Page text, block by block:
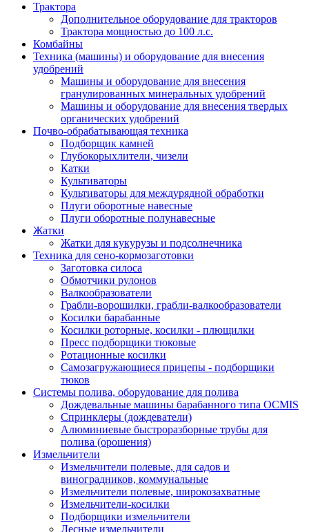
Трактора
Дополнительное оборудование для тракторов
Трактора мощностью до 100 л.с.
Комбайны
Техника (машины) и оборудование для внесения
удобрений
Машины и оборудование для внесения
гранулированных минеральных удобрений
Машины и оборудование для внесения твердых
органических удобрений
Почво-обрабатывающая техника
Подборщик камней
Глубокорыхлители, чизели
Катки
Культиваторы
Культиваторы для междурядной обработки
Плуги оборотные навесные
Плуги оборотные полунавесные
Жатки
Жатки для кукурузы и подсолнечника
Техника для сено-кормозаготовки
Заготовка силоса
Обмотчики рулонов
Валкообразователи
Грабли-ворошилки, грабли-валкообразователи
Косилки барабанные
Косилки роторные, косилки - плющилки
Пресс подборщики тюковые
Ротационные косилки
Самозагружающиеся прицепы - подборщики
тюков
Системы полива, оборудование для полива
Дождевальные машины барабанного типа OCMIS
Спринклеры (дождеватели)
Алюминиевые быстроразборные трубы для
полива (орошения)
Измельчители
Измельчители полевые, для садов и
виноградников, коммунальные
Измельчители полевые, широкозахватные
Измельчители-косилки
Подборщики измельчители
Лесные измельчители